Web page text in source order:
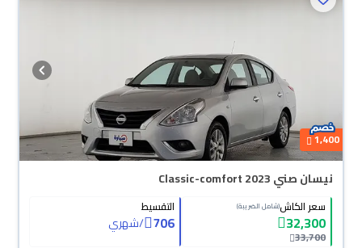
1,400
نيسان صني Classic-comfort 2023
سعر الكاش(شامل الضريبة)
32,300
33,700
التقسيط
706
/شهري